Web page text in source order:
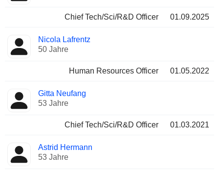
Chief Tech/Sci/R&D Officer 01.09.2025
Nicola Lafrentz
50 Jahre
Human Resources Officer 01.05.2022
Gitta Neufang
53 Jahre
Chief Tech/Sci/R&D Officer 01.03.2021
Astrid Hermann
53 Jahre